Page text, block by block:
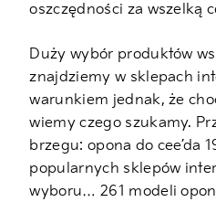
oszczędności za wszelką
Duży wybór produktów
znajdziemy w sklepach
warunkiem jednak, że
wiemy czego szukamy.
brzegu: opona do cee’da
popularnych sklepów
wyboru… 261 modeli